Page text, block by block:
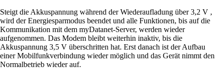
Steigt die Akkuspannung während der Wiederaufladung über3,2 V ,
wird der Energiesparmodus beendet und alle Funktionen, bis auf die
Kommunikation mit dem myDatanet-Server, werden wieder
aufgenommen. Das Modem bleibt weiterhin inaktiv, bis die
Akkuspannung 3,5 V überschritten hat. Erst danach ist der Aufbau
einer Mobilfunkverbindung wieder möglich und das Gerät nimmt den
Normalbetrieb wieder auf.